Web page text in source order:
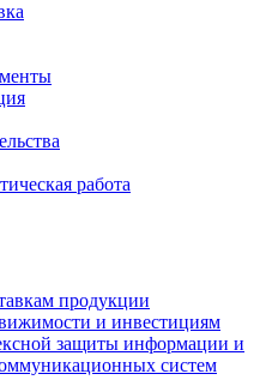
работа
продукции
и инвестициям
защиты информации и
систем